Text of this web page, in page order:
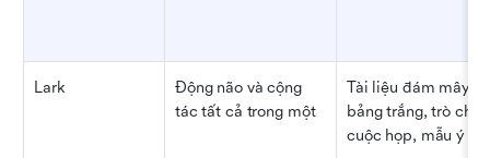
Lark
Động não và cộng
tác tất cả trong một
Tài liệu đám mây,
bảng trắng, trò
cuộc họp, mẫu ý